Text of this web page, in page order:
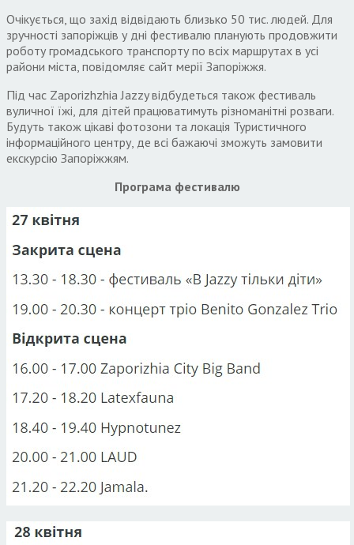
Очікується, що захід відвідають близько 50 тис. людей. Для
зручності запоріжців у дні фестивалю планують продовжити
роботу громадського транспорту по всіх маршрутах в усі
райони міста, повідомляє сайт мерії Запоріжжя.
Під час Zaporizhzhia Jazzy відбудеться також фестиваль
вуличної їжі, для дітей працюватимуть різноманітні розваги.
Будуть також цікаві фотозони та локація Туристичного
інформаційного центру, де всі бажаючі зможуть замовити
екскурсію Запоріжжям.
Програма фестивалю